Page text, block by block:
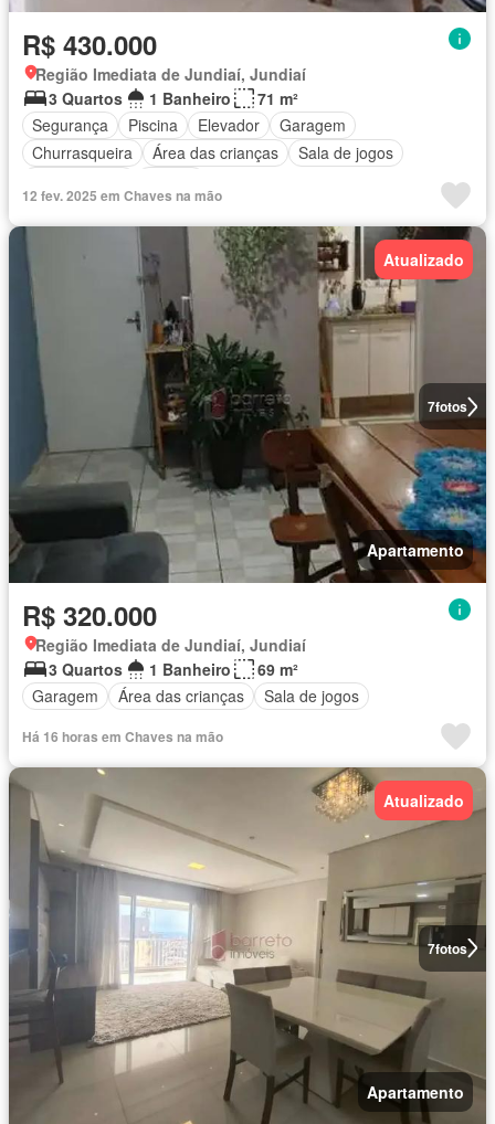
R$ 430.000
Região Imediata de Jundiaí, Jundiaí
3 Quartos
1 Banheiro
71 m²
Segurança
Piscina Elevador
Garagem
Churrasqueira
Área das crianças
Sala de jogos
12 fev. 2025 em Chaves na mão
7fotos
Atualizado
Apartamento
R$ 320.000
Região Imediata de Jundiaí, Jundiaí
3 Quartos
1 Banheiro
69 m²
Garagem
Área das crianças Sala de jogos
Há 16 horas em Chaves na mão
7fotos
Atualizado
Apartamento